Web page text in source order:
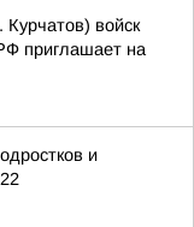
Курчатов) войск
приглашает на
и